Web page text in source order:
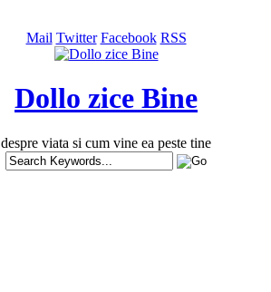
Mail Twitter Facebook RSS
Dollo zice Bine
despre viata si cum vine ea peste tine